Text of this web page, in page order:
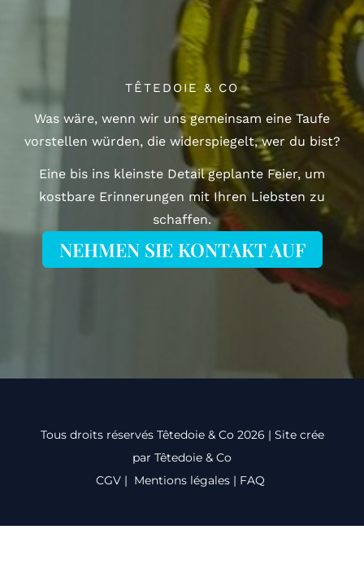
TÊTEDOIE & CO
Was wäre, wenn wir uns gemeinsam eine Taufe
vorstellen würden, die widerspiegelt, wer du bist?
Eine bis ins kleinste Detail geplante Feier, um
kostbare Erinnerungen mit Ihren Liebsten zu
schaffen.
NEHMEN SIE KONTAKT AUF
Tous droits réservés Têtedoie & Co 2026 | Site crée
par Têtedoie & Co
CGV | Mentions légales | FAQ